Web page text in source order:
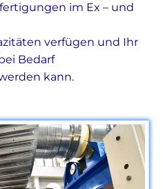
im Ex – und
verfügen und Ihr
Bedarf
kann.